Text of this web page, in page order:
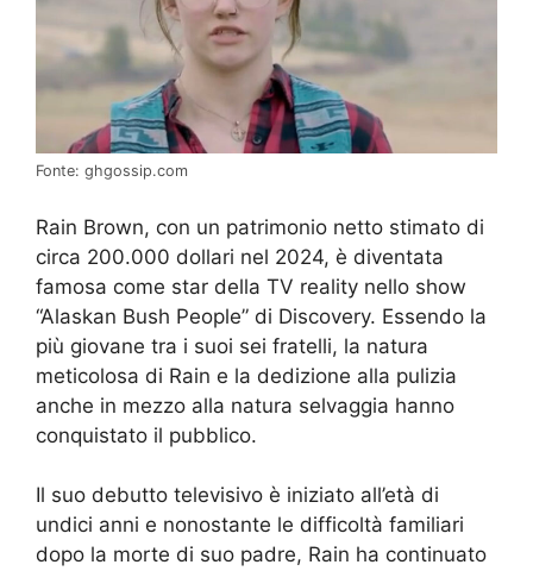
Fonte: ghgossip.com
Rain Brown, con un patrimonio netto stimato di
circa 200.000 dollari nel 2024, è diventata
famosa come star della TV reality nello show
“Alaskan Bush People” di Discovery. Essendo la
più giovane tra i suoi sei fratelli, la natura
meticolosa di Rain e la dedizione alla pulizia
anche in mezzo alla natura selvaggia hanno
conquistato il pubblico.
Il suo debutto televisivo è iniziato all’età di
undici anni e nonostante le difficoltà familiari
dopo la morte di suo padre, Rain ha continuato